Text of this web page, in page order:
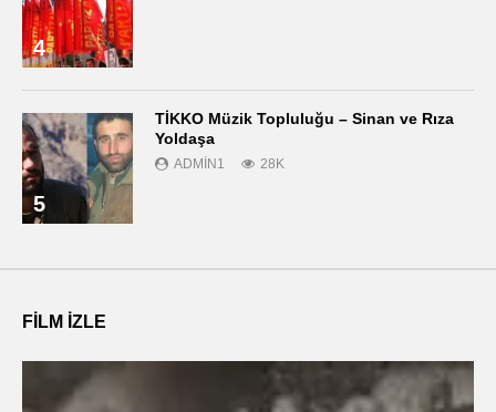
4
5
TİKKO Müzik Topluluğu – Sinan ve Rıza
Yoldaşa
ADMIN1 28K
FILM IZLE